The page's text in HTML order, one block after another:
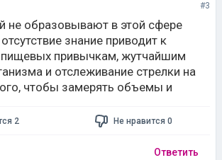
#3
не образовывают в этой сфере
знание приводит к
привычкам, жутчайшим
и отслеживание стрелки на
чтобы замерять объемы и
2 Не нравится 0
Ответить